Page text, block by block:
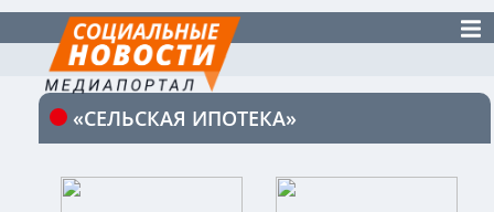
«СЕЛЬСКАЯ ИПОТЕКА»